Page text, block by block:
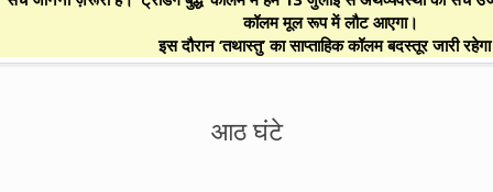
BE
FINANCIALLY
कॉलम मूल रूप में लौट आएगा।
इस दौरान ‘तथास्तु’ का साप्ताहिक कॉलम बदस्तूर जारी
आठ घंटे